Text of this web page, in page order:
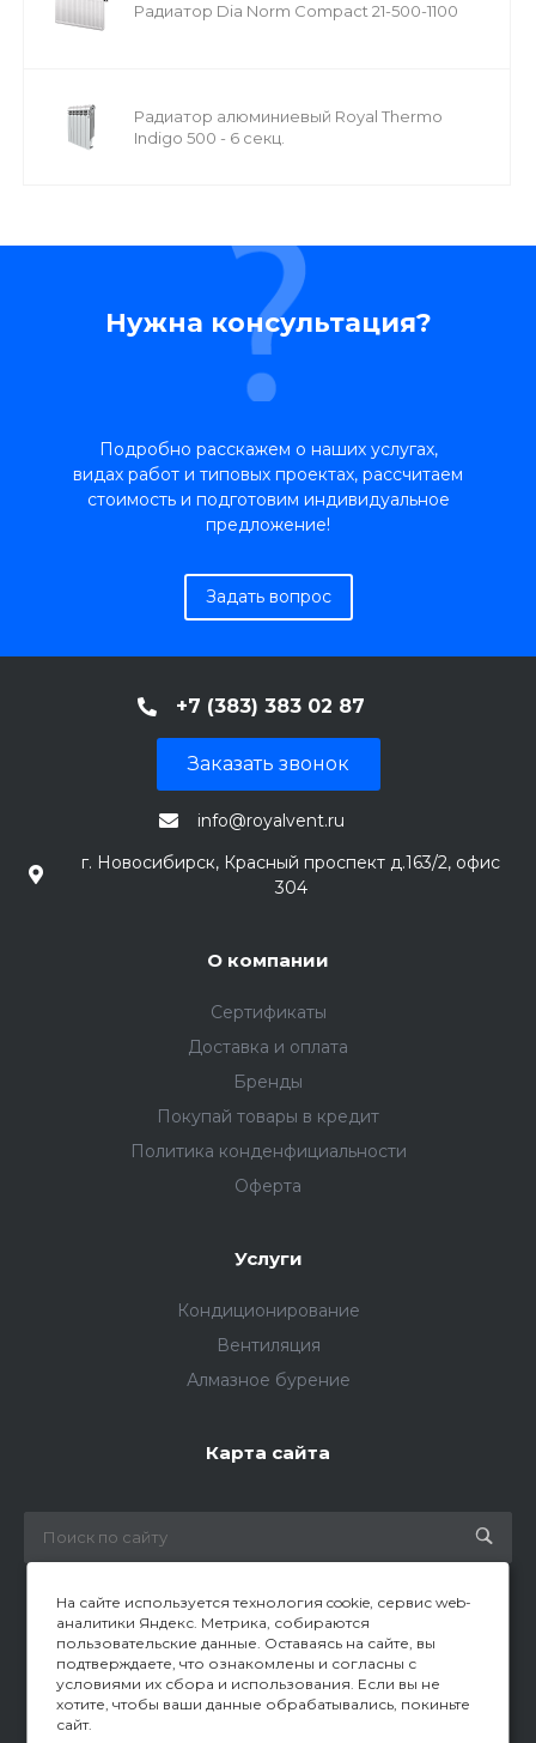
Радиатор Dia Norm Compact 21-500-1100
Радиатор алюминиевый Royal Thermo
Indigo 500 - 6 секц.
Нужна консультация?
Подробно расскажем о наших услугах,
видах работ и типовых проектах, рассчитаем
стоимость и подготовим индивидуальное
предложение!
Задать вопрос
+7 (383) 383 02 87
Заказать звонок
info@royalvent.ru
г. Новосибирск, Красный проспект д.163/2, офис
304
О компании
Сертификаты
Доставка и оплата
Бренды
Покупай товары в кредит
Политика конденфициальности
Оферта
Услуги
Кондиционирование
Вентиляция
Алмазное бурение
Карта сайта
© 2026 Все права защищены
На сайте используется технология cookie, сервис web-
аналитики Яндекс. Метрика, собираются
пользовательские данные. Оставаясь на сайте, вы
подтверждаете, что ознакомлены и согласны с
условиями их сбора и использования. Если вы не
хотите, чтобы ваши данные обрабатывались, покиньте
сайт.